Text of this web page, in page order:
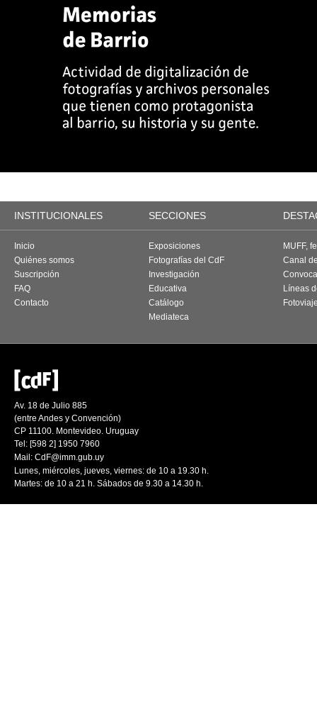
INSTITUCIONALES SECCIONES
Inicio
Quiénes somos
Suscripción
FAQ
Contacto
Exposiciones
Fotografías del CdF
Investigación
Educativa
Catálogo
Mediateca
MUFF,
Canal
Líneas
Av. 18 de Julio 885
(entre Andes y Convención)
CP 11100. Montevideo. Uruguay
Tel: [598 2] 1950 7960
Mail: CdF@imm.gub.uy
Lunes, miércoles, jueves, viernes: de 10 a 19.30 h.
Martes: de 10 a 21 h. Sábados de 9.30 a 14.30 h.